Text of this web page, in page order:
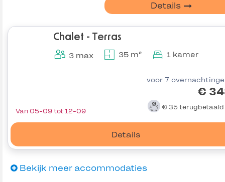
Details
Chalet - Terras
3 max 35 m² 1 kamer
voor 7
€
€ 35 terugbetaald
Details
Van 05-09 tot 12-09
Bekijk meer accommodaties